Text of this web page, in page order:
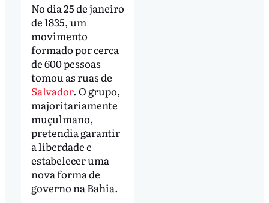
No dia 25 de janeiro
de 1835, um
movimento
formado por cerca
de 600 pessoas
tomou as ruas de
Salvador. O grupo,
majoritariamente
muçulmano,
pretendia garantir
a liberdade e
estabelecer uma
nova forma de
governo na Bahia.